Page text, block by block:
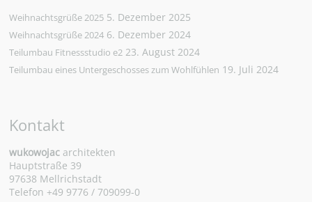
Weihnachtsgrüße 2025 5. Dezember 2025
Weihnachtsgrüße 2024 6. Dezember 2024
Teilumbau Fitnessstudio e2 23. August 2024
Teilumbau eines Untergeschosses zum Wohlfühlen 19. Juli 2024
Kontakt
wukowojac architekten
Hauptstraße 39
97638 Mellrichstadt
Telefon +49 9776 / 709099-0